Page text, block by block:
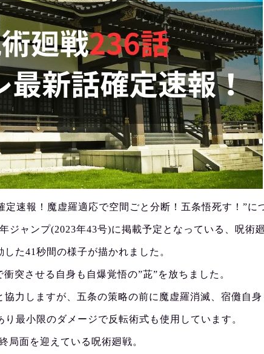
定速報！魔虚羅適応で空間ごと分断！五条悟死す！”に
ジャンプ(2023年43号)に掲載予定となっている、呪術
した41秒間の様子が描かれました。
突させる自身も自爆覚悟の”茈”を放ちました。
力しますが、五条の策略の前に魔虚羅消滅、宿儺自
最小限のダメージで反転術式も使用しています。
局面を迎えている呪術廻戦。